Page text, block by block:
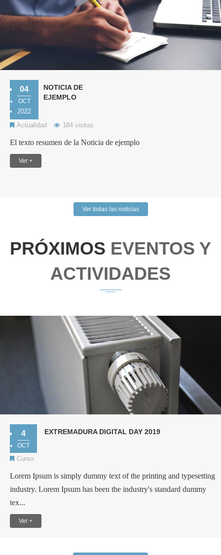
04
OCT
2022
NOTICIA DE
EJEMPLO
Actualidad 184 visitas
El texto resumen de la Noticia de ejemplo
Ver +
Ver todas las noticias
PRÓXIMOS EVENTOS Y
ACTIVIDADES
4
OCT
EXTREMADURA DIGITAL DAY 2019
Curso
Lorem Ipsum is simply dummy text of the printing and typesetting
industry. Lorem Ipsum has been the industry's standard dummy
tex...
Ver +